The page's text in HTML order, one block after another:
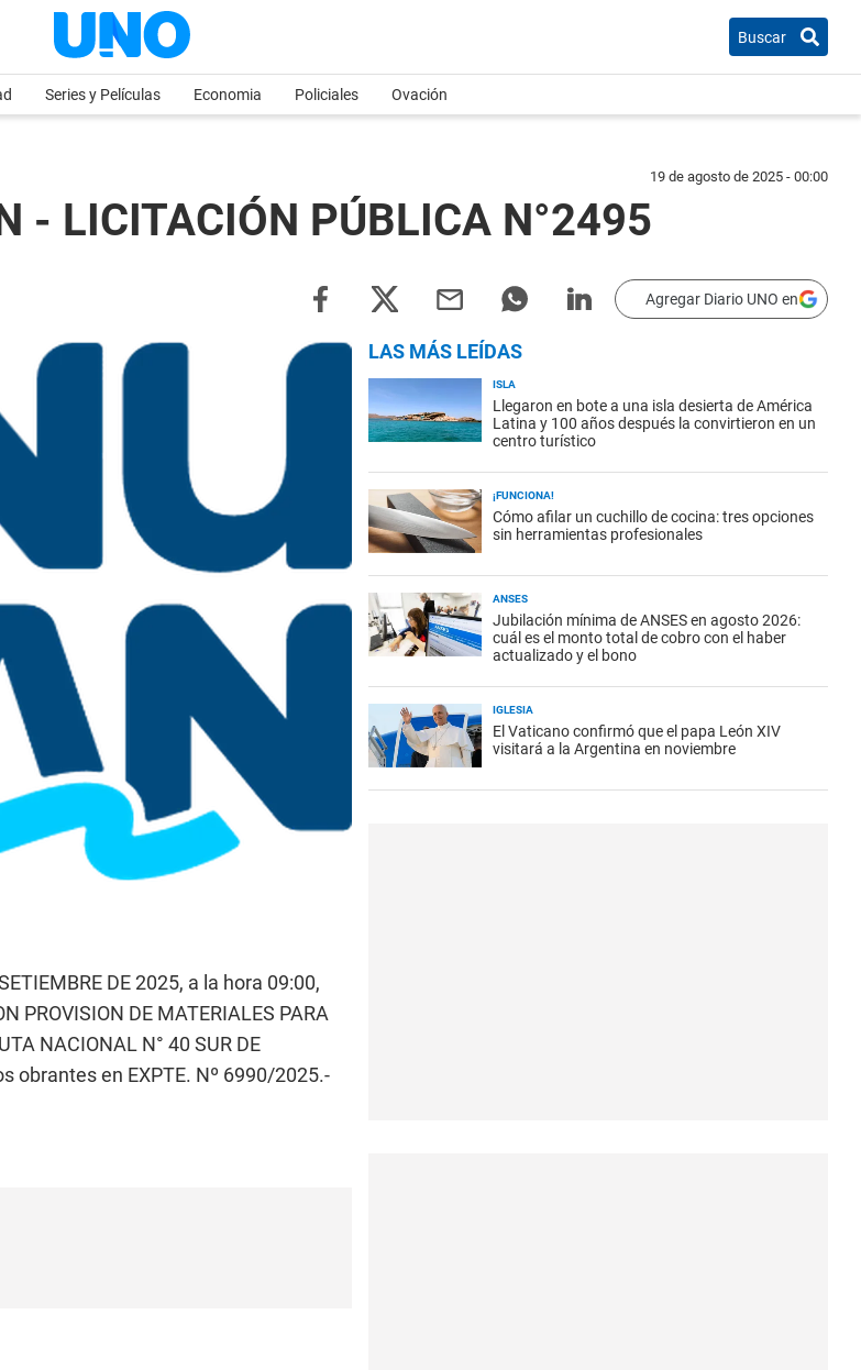
Buscar
Series y Películas Economia Policiales Ovación
19 de agosto de 2025 - 00:00
- LICITACIÓN PÚBLICA N°2495
Agregar Diario UNO en
DE 2025, a la hora 09:00,
PROVISION DE MATERIALES PARA
NACIONAL N° 40 SUR DE
obrantes en EXPTE. Nº 6990/2025.-
LAS MÁS LEÍDAS
ISLA
Llegaron en bote a una isla desierta de América
Latina y 100 años después la convirtieron en un
centro turístico
¡FUNCIONA!
Cómo afilar un cuchillo de cocina: tres opciones
sin herramientas profesionales
ANSES
Jubilación mínima de ANSES en agosto 2026:
cuál es el monto total de cobro con el haber
actualizado y el bono
IGLESIA
El Vaticano confirmó que el papa León XIV
visitará a la Argentina en noviembre